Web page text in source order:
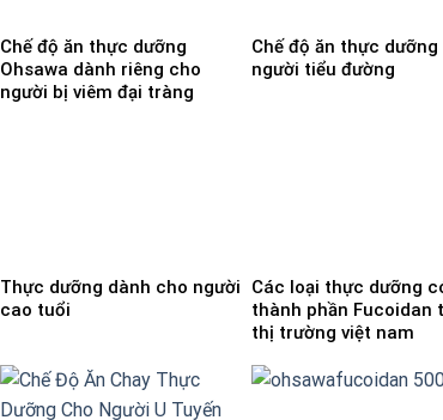
Chế độ ăn thực dưỡng
Ohsawa dành riêng cho
người bị viêm đại tràng
Chế độ ăn thực
người tiểu đường
Thực dưỡng dành cho người
cao tuổi
Các loại thực dưỡng
thành phần Fucoidan
thị trường việt nam